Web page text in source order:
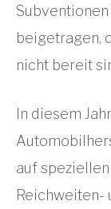
beigetragen,
nicht bereit
In diesem
auf
Reichweiten-